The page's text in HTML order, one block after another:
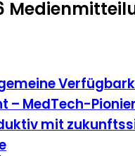
– MedTech-
mit